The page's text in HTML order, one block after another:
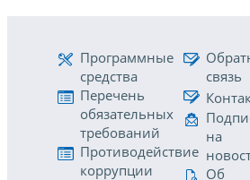
Программные
средства
Перечень
обязательных
требований
Противодействие
коррупции
связь
на
Об